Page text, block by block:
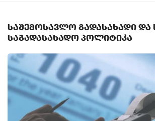
საშემოსავლო გადასახადი და
საგადასახადო პოლიტიკა